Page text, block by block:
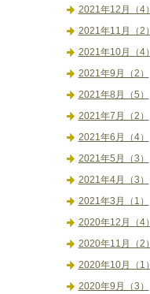
2021年12月（4）
2021年11月（2）
2021年10月（4）
2021年9月（2）
2021年8月（5）
2021年7月（2）
2021年6月（4）
2021年5月（3）
2021年4月（3）
2021年3月（1）
2020年12月（4）
2020年11月（2）
2020年10月（1）
2020年9月（3）